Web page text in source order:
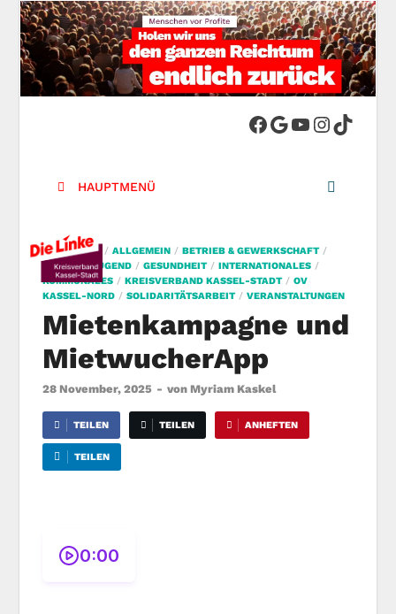
Kreisverband
Kassel-Stadt
HAUPTMENÜ
AKTUELLES /ALLGEMEIN /BETRIEB & GEWERKSCHAFT/
BILDUNG/JUGEND /GESUNDHEIT/INTERNATIONALES /
KOMMUNALES /KREISVERBAND KASSEL-STADT/OV
KASSEL-NORD /SOLIDARITÄTSARBEIT/VERANSTALTUNGEN
Mietenkampagne und
MietwucherApp
28 November, 2025 - vonMyriam Kaskel
TEILEN TEILEN ANHEFTEN
TEILEN
0:00